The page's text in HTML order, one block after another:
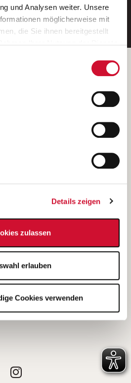
und Analysen weiter. Unsere
möglicherweise mit
die Sie ihnen bereitgestellt
zulassen“ klicken, so stimmen
Cookies zu. Sie können
jederzeit widerrufen,
aufrufen und diese
Details zeigen
zulassen
erlauben
Cookies verwenden
Adresse eintragen
AWO Bezirksverbandes Unterfranken